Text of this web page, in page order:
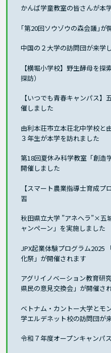
かんば学童教室の皆さんが本
｢第20回ソウゾウの森会議｣が
中国の２大学の訪問団が来学
【横堀小学校】野生酵母を
探訪）
【いつでも青春キャンパス
催しました
由利本荘市立本荘北中学校と
３年生が本学を訪れました
第18回夏休み科学教室「創造
開催しました
【スマート農業指導士育成
習
秋田県立大学 ”アネヘラ”×五
ャンペーン」を実施しました
JPX起業体験プログラム2025
化祭」が開催されます
アグリイノベーション教育研
県民の意見交換会」が開催さ
ベトナム・カントー大学とモ
学エルデネット校の訪問団が
令和７年度オープンキャンパ